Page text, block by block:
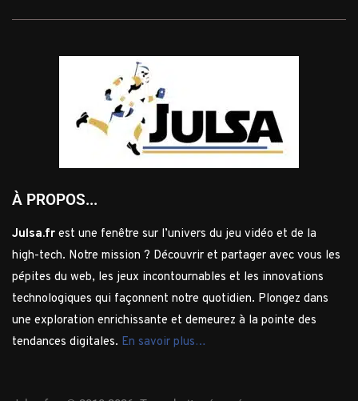
À PROPOS...
Julsa.fr est une fenêtre sur l’univers du jeu vidéo et de la
high-tech. Notre mission ? Découvrir et partager avec vous les
pépites du web, les jeux incontournables et les innovations
technologiques qui façonnent notre quotidien. Plongez dans
une exploration enrichissante et demeurez à la pointe des
tendances digitales. En savoir plus…